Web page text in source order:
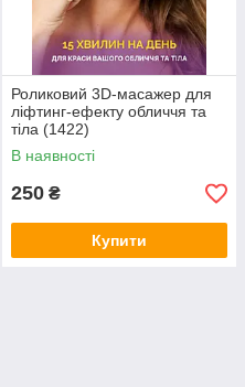
Роликовий 3D-масажер для
ліфтинг-ефекту обличчя та
тіла (1422)
В наявності
250 ₴
Купити